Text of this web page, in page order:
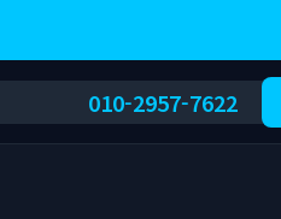
010-2957-7622